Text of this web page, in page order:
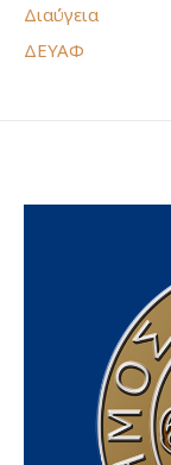
Διαύγεια
ΔΕΥΑΦ